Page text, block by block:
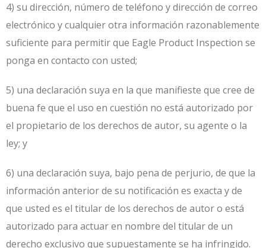
4) su dirección, número de teléfono y dirección de correo
electrónico y cualquier otra información razonablemente
suficiente para permitir que Eagle Product Inspection se
ponga en contacto con usted;
5) una declaración suya en la que manifieste que cree de
buena fe que el uso en cuestión no está autorizado por
el propietario de los derechos de autor, su agente o la
ley; y
6) una declaración suya, bajo pena de perjurio, de que la
información anterior de su notificación es exacta y de
que usted es el titular de los derechos de autor o está
autorizado para actuar en nombre del titular de un
derecho exclusivo que supuestamente se ha infringido.